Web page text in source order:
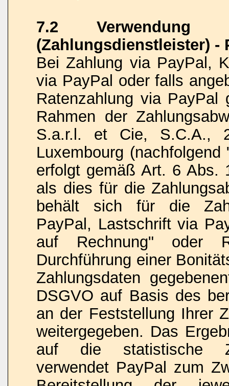
7.2 Verwendung
(Zahlungsdienstleister) -
Bei Zahlung via PayPal,
via PayPal oder falls
Ratenzahlung via PayPal
Rahmen der
S.a.r.l. et Cie, S.C.A.,
Luxembourg
erfolgt gemäß Art. 6 Abs.
als dies für die
behält sich für die
PayPal, Lastschrift via
auf Rechnung" oder
Durchführung einer
Zahlungsdaten
DSGVO auf Basis des
an der Feststellung Ihrer
weitergegeben. Das
auf die statistische
verwendet PayPal zum